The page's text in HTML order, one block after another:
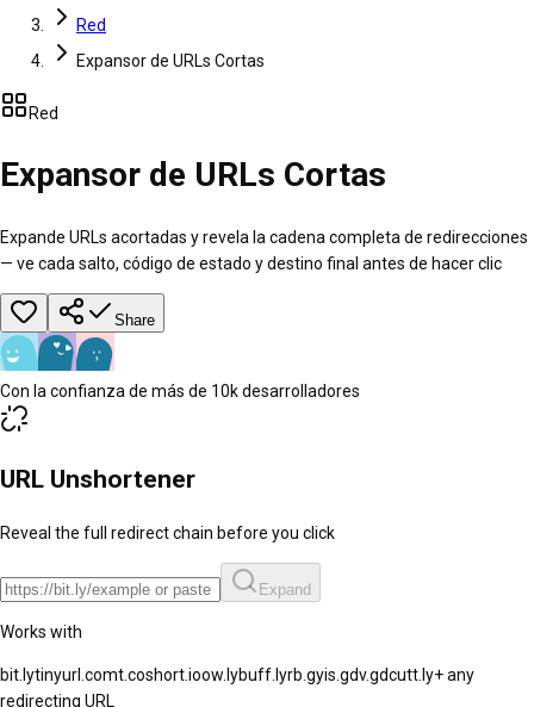
Red
Expansor de URLs Cortas
Red
Expansor de URLs Cortas
Expande URLs acortadas y revela la cadena completa de redirecciones
— ve cada salto, código de estado y destino final antes de hacer clic
Share
Con la confianza de más de 10k desarrolladores
URL Unshortener
Reveal the full redirect chain before you click
Expand
Works with
bit.lytinyurl.comt.coshort.ioow.lybuff.lyrb.gyis.gdv.gdcutt.ly+ any
redirecting URL